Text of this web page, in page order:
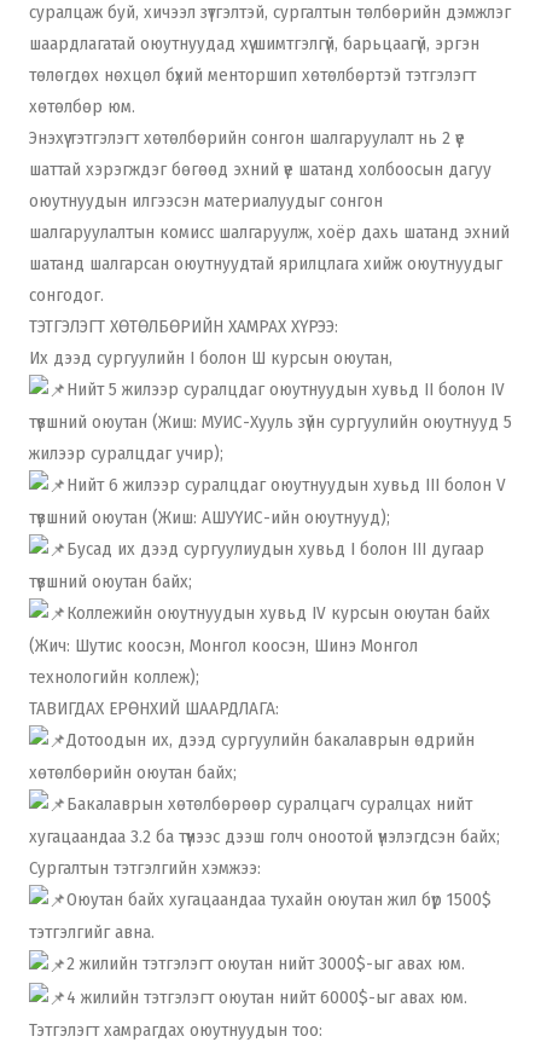
суралцаж буй, хичээл зүтгэлтэй, сургалтын төлбөрийн дэмжлэг
шаардлагатай оюутнуудад хүү шимтгэлгүй, барьцаагүй, эргэн
төлөгдөх нөхцөл бүхий менторшип хөтөлбөртэй тэтгэлэгт
хөтөлбөр юм.
Энэхүү тэтгэлэгт хөтөлбөрийн сонгон шалгаруулалт нь 2 үе
шаттай хэрэгждэг бөгөөд эхний үе шатанд холбоосын дагуу
оюутнуудын илгээсэн материалуудыг сонгон
шалгаруулалтын комисс шалгаруулж, хоёр дахь шатанд эхний
шатанд шалгарсан оюутнуудтай ярилцлага хийж оюутнуудыг
сонгодог.
ТЭТГЭЛЭГТ ХӨТӨЛБӨРИЙН ХАМРАХ ХҮРЭЭ:
Их дээд сургуулийн I болон Ш курсын оюутан,
Нийт 5 жилээр суралцдаг оюутнуудын хувьд II болон IV
түвшний оюутан (Жиш: МУИС-Хууль зүйн сургуулийн оюутнууд 5
жилээр суралцдаг учир);
Нийт 6 жилээр суралцдаг оюутнуудын хувьд III болон V
түвшний оюутан (Жиш: АШУҮИС-ийн оюутнууд);
Бусад их дээд сургуулиудын хувьд I болон III дугаар
түвшний оюутан байх;
Коллежийн оюутнуудын хувьд IV курсын оюутан байх
(Жич: Шутис коосэн, Монгол коосэн, Шинэ Монгол
технологийн коллеж);
ТАВИГДАХ ЕРӨНХИЙ ШААРДЛАГА:
Дотоодын их, дээд сургуулийн бакалаврын өдрийн
хөтөлбөрийн оюутан байх;
Бакалаврын хөтөлбөрөөр суралцагч суралцах нийт
хугацаандаа 3.2 ба түүнээс дээш голч оноотой үнэлэгдсэн байх;
Сургалтын тэтгэлгийн хэмжээ:
Оюутан байх хугацаандаа тухайн оюутан жил бүр 1500$
тэтгэлгийг авна.
2 жилийн тэтгэлэгт оюутан нийт 3000$-ыг авах юм.
4 жилийн тэтгэлэгт оюутан нийт 6000$-ыг авах юм.
Тэтгэлэгт хамрагдах оюутнуудын тоо: